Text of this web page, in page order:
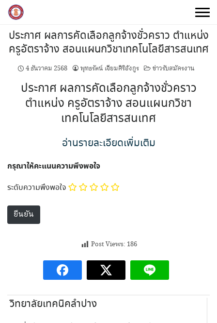
Skip
content
ประกาศ ผลการคัดเลือกลูกจ้างชั่วคราว ตำแหน่ง
ครูอัตราจ้าง สอนแผนกวิชาเทคโนโลยีสารสนเทศ
4 ธันวาคม 2568 พุทธรัตน์ เจียมศิริอังกูร ข่าวรับสมัครงาน
ประกาศ ผลการคัดเลือกลูกจ้างชั่วคราว
ตำแหน่ง ครูอัตราจ้าง สอนแผนกวิชา
เทคโนโลยีสารสนเทศ
อ่านรายละเอียดเพิ่มเติม
กรุณาให้คะแนนความพึงพอใจ
ระดับความพึงพอใจ
Post Views: 186
วิทยาลัยเทคนิคลำปาง